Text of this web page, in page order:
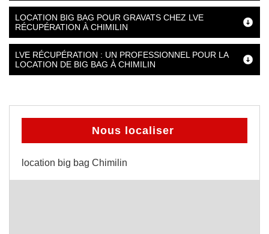
LOCATION BIG BAG POUR GRAVATS CHEZ LVE
RÉCUPÉRATION À CHIMILIN
LVE RÉCUPÉRATION : UN PROFESSIONNEL POUR LA
LOCATION DE BIG BAG À CHIMILIN
Nous localiser
location big bag Chimilin